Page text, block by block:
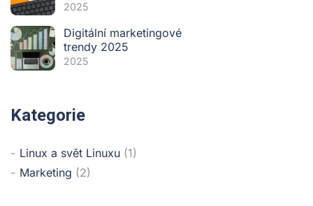
2025
Digitální marketingové
trendy 2025
2025
Kategorie
Linux a svět Linuxu (1)
Marketing (2)